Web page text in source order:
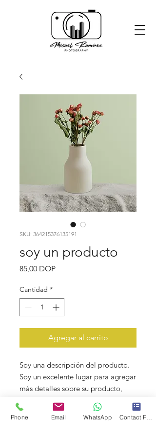
SKU: 364215376135191
soy un producto
85,00 DOPPrecio
Cantidad *
Agregar al carrito
Soy una descripción del producto.
Soy un excelente lugar para agregar
más detalles sobre su producto,
como el tamaño, el material, las
instrucciones de cuidado y las
Phone Email WhatsApp Contact Form